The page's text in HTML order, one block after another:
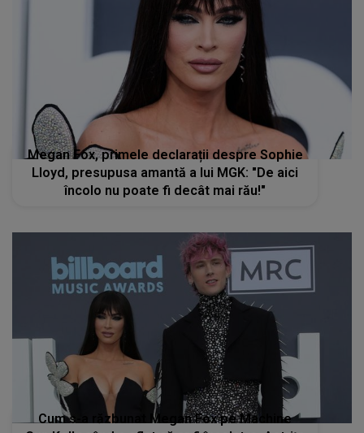
Megan Fox, primele declarații despre Sophie
Lloyd, presupusa amantă a lui MGK: "De aici
încolo nu poate fi decât mai rău!"
Cum s-a răzbunat Megan Fox pe Machine
Gun Kelly când a aflat că ar fi înșelat-o. Actrița
l-ar fi prins cu câteva mesaje în telefon
STIRI MONDENE